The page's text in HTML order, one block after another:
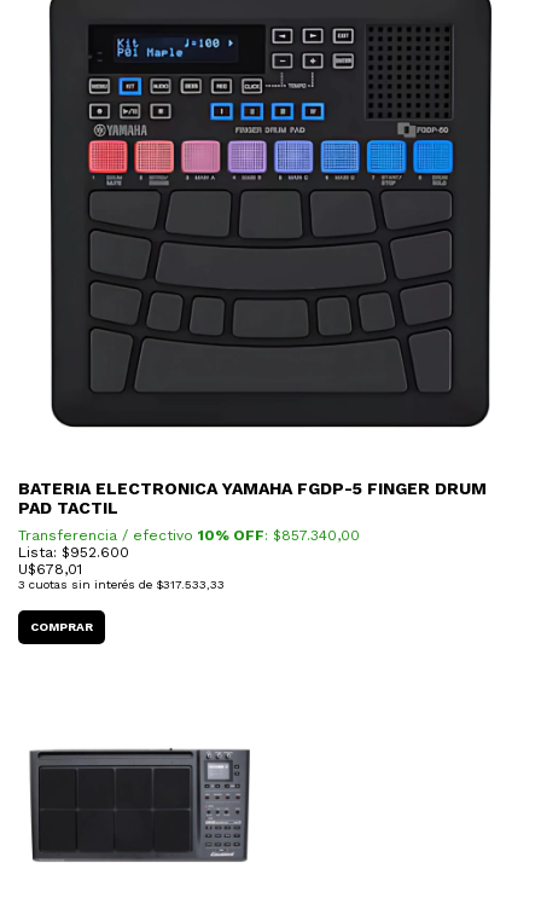
BATERIA ELECTRONICA YAMAHA FGDP-5 FINGER DRUM
PAD TACTIL
Transferencia / efectivo 10% OFF: $857.340,00
Lista: $952.600
U$678,01
3 cuotas sin interés de $317.533,33